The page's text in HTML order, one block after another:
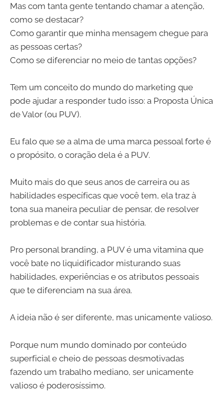
Mas com tanta gente tentando chamar a atenção,
como se destacar?
Como garantir que minha mensagem chegue para
as pessoas certas?
Como se diferenciar no meio de tantas opções?
Tem um conceito do mundo do marketing que
pode ajudar a responder tudo isso: a Proposta Única
de Valor (ou PUV).
Eu falo que se a alma de uma marca pessoal forte é
o propósito, o coração dela é a PUV.
Muito mais do que seus anos de carreira ou as
habilidades específicas que você tem, ela traz à
tona sua maneira peculiar de pensar, de resolver
problemas e de contar sua história.
Pro personal branding, a PUV é uma vitamina que
você bate no liquidificador misturando suas
habilidades, experiências e os atributos pessoais
que te diferenciam na sua área.
A ideia não é ser diferente, mas unicamente valioso.
Porque num mundo dominado por conteúdo
superficial e cheio de pessoas desmotivadas
fazendo um trabalho mediano, ser unicamente
valioso é poderosíssimo.